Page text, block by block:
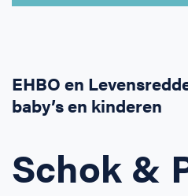
BHV voor Primair
BHV voor Voortgezet
EHBO voor Sportclubs
Levensreddend
Werken bij Schok &
Zakelijk veelgestelde
Offerte aanvragen
EHBO en
baby’s en kinderen
Schok &